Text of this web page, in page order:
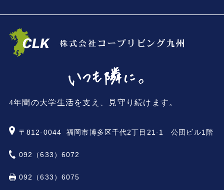
4年間の大学生活を支え、見守り続けます。
〒812-0044 福岡市博多区千代2丁目21-1 公団ビル1階
092（633）6072
092（633）6075